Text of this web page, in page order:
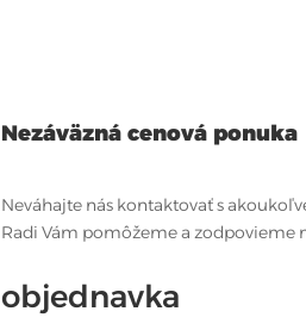
Nezáväzná cenová ponuka
Neváhajte nás kontaktovať s
Radi Vám pomôžeme a zodpovieme
objednavka